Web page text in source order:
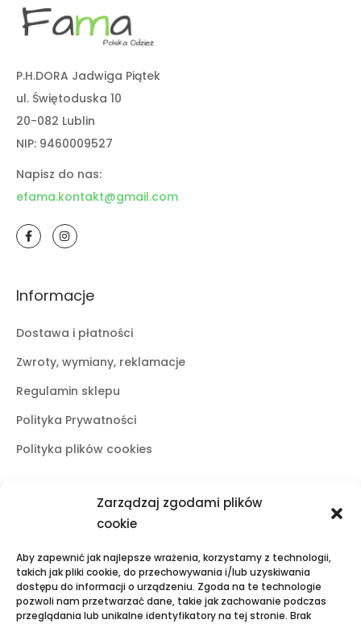
Zarządzaj zgodami plików
cookie
Aby zapewnić jak najlepsze wrażenia, korzystamy z technologii,
takich jak pliki cookie, do przechowywania i/lub uzyskiwania
dostępu do informacji o urządzeniu. Zgoda na te technologie
pozwoli nam przetwarzać dane, takie jak zachowanie podczas
przeglądania lub unikalne identyfikatory na tej stronie. Brak
P.H.DORA Jadwiga Piątek
ul. Świętoduska 10
20-082 Lublin
NIP: 9460009527
Napisz do nas:
efama.kontakt@gmail.com
Informacje
Dostawa i płatności
Zwroty, wymiany, reklamacje
Regulamin sklepu
Polityka Prywatności
Polityka plików cookies
Butiki stacjonarne
ul. Świętoduska 10
mail:fama.lublin@op.pl
tel:+48 601 525 423